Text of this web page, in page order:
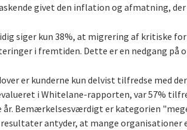
givet den inflation og afmatning, der
siger kun 38%, at migrering af kritiske
i fremtiden. Dette er en nedgang på
er kunderne kun delvist tilfredse med
i Whitelane-rapporten, var 57%
år. Bemærkelsesværdigt er kategorien
resultater antyder, at mange